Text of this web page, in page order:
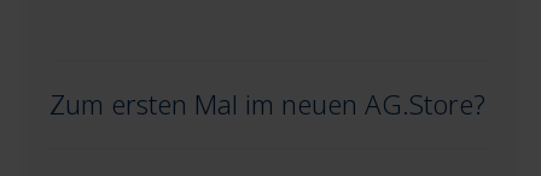
Zum ersten Mal im neuen AG.Store?